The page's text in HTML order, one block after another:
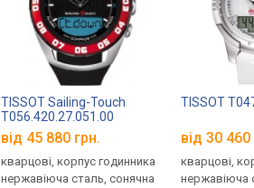
TISSOT Sailing-Touch
T056.420.27.051.00
від 45 880 грн.
кварцові, корпус годинника
нержавіюча сталь, сонячна
TISSOT
від 30 460
кварцові,
нержавіюча